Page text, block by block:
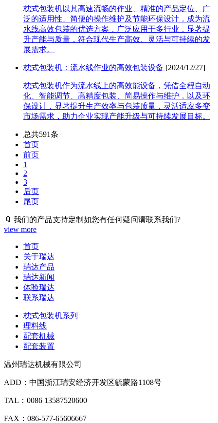
枕式包装机以其高速流畅的作业、精准的产品定位、广
泛的适用性、简便的操作维护及节能环保设计，成为流
水线高效包装的优选方案，广泛应用于多行业，显著提
升产能与质量，符合现代生产高效、灵活与可持续的发
展需求。
枕式包装机：流水线作业的高效包装设备 [2024/12/27]
枕式包装机作为流水线上的高效能设备，凭借全程自动
化、智能调节、高精度包装、简易操作与维护，以及环
保设计，显著提升生产效率与包装质量，灵活适应多变
市场需求，助力企业实现产能升级与可持续发展目标。
总共591条
首页
前页
1
2
3
后页
尾页
我们的产品支持定制如您有任何疑问请联系我们?
view more
首页
关于瑞达
瑞达产品
瑞达新闻
体验瑞达
联系瑞达
枕式包装机系列
理料线
配套机械
配套装置
温州瑞达机械有限公司
ADD：中国浙江瑞安经济开发区毓蒙路1108号
TAL：0086 13587520600
FAX：086-577-65606667